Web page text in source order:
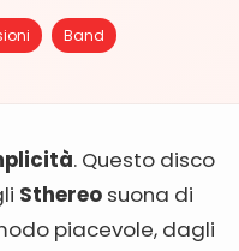
Band
. Questo disco
Sthereo suona di
piacevole, dagli